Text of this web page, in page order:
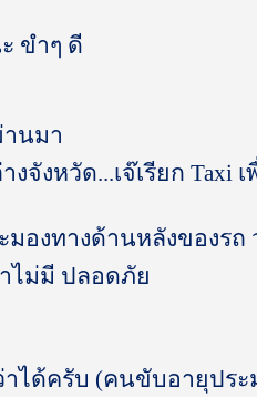
ขำๆ ดี
านมา
จังหวัด...เจ๊เรียก Taxi
องทางด้านหลังของรถ
ไม่มี ปลอดภัย
ได้ครับ (คนขับอายุประ